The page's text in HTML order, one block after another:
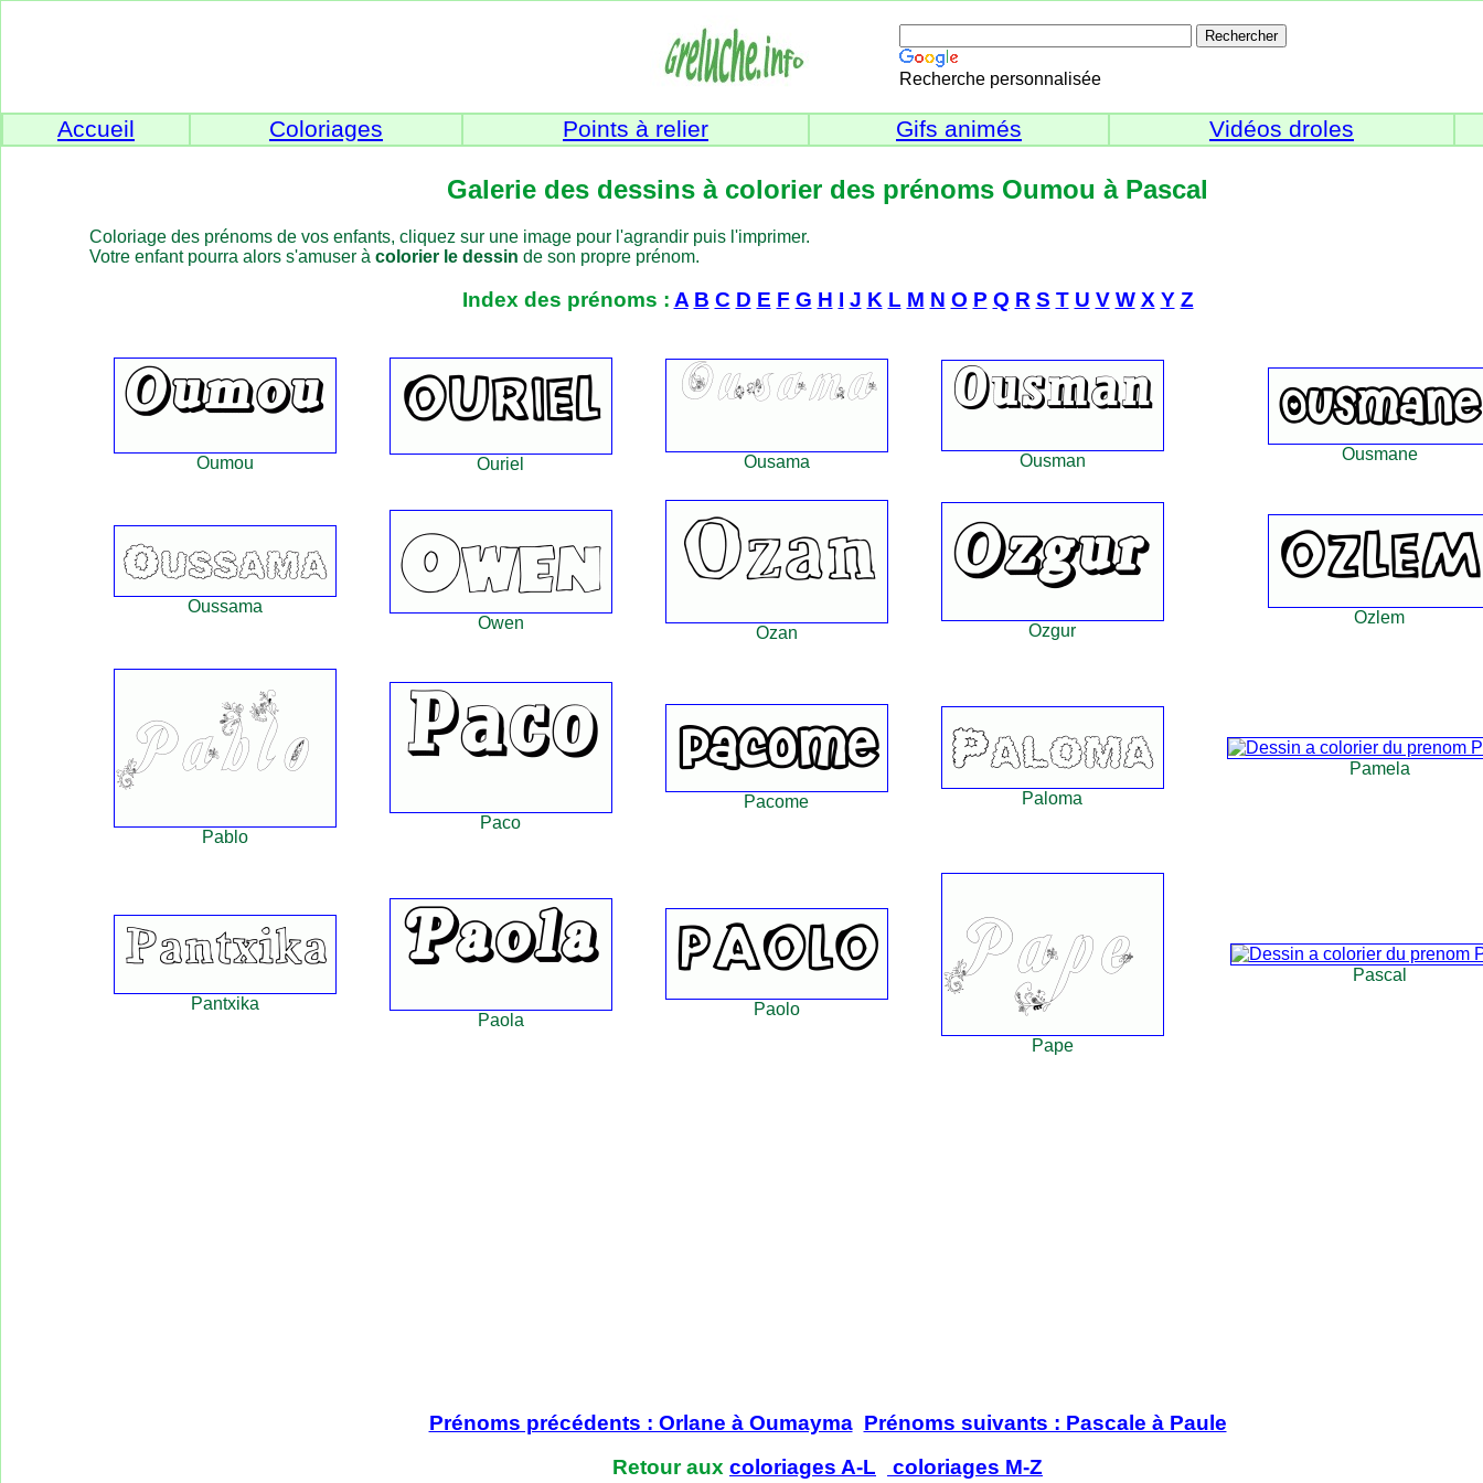
Recherche personnalisée
Accueil Coloriages Points à relier Gifs animés Vidéos droles
Galerie des dessins à colorier des prénoms Oumou à Pascal
Coloriage des prénoms de vos enfants, cliquez sur une image pour l'agrandir puis l'imprimer.
Votre enfant pourra alors s'amuser à colorier le dessin de son propre prénom.
Index des prénoms : A B C D E F G H I J K L M N O P Q R S T U V W X Y Z
Oumou Ouriel Ousama Ousman Ousmane
Oussama
Owen
Ozan Ozgur
Ozlem
Pablo
Paco
Pacome Paloma
Pamela
Pantxika
Paola
Paolo
Pape
Pascal
Prénoms précédents : Orlane à Oumayma Prénoms suivants : Pascale à Paule
Retour aux coloriages A-L coloriages M-Z